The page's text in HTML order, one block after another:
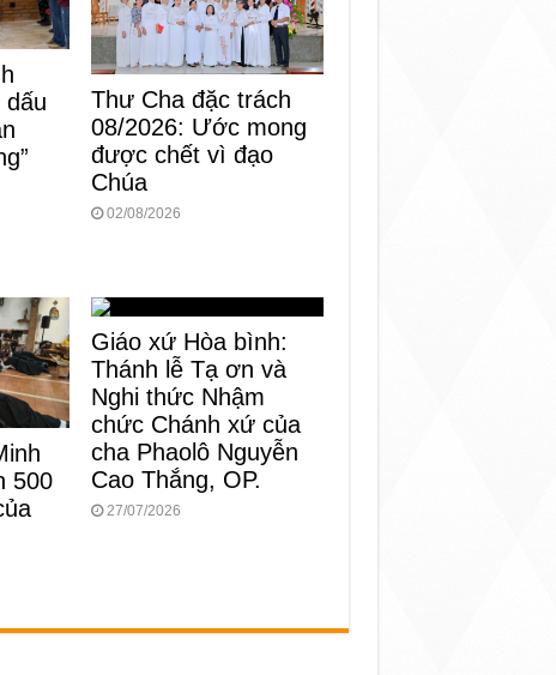
dấu
Thư Cha đặc trách
08/2026: Ước mong
được chết vì đạo
Chúa
02/08/2026
500
Giáo xứ Hòa bình:
Thánh lễ Tạ ơn và
Nghi thức Nhậm
chức Chánh xứ của
cha Phaolô Nguyễn
Cao Thắng, OP.
27/07/2026